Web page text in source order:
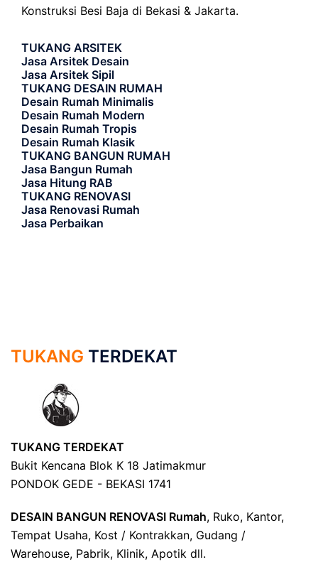
Konstruksi Besi Baja di Bekasi & Jakarta.
TUKANG ARSITEK
Jasa Arsitek Desain
Jasa Arsitek Sipil
TUKANG DESAIN RUMAH
Desain Rumah Minimalis
Desain Rumah Modern
Desain Rumah Tropis
Desain Rumah Klasik
TUKANG BANGUN RUMAH
Jasa Bangun Rumah
Jasa Hitung RAB
TUKANG RENOVASI
Jasa Renovasi Rumah
Jasa Perbaikan
TUKANG TERDEKAT
TUKANG TERDEKAT
Bukit Kencana Blok K 18 Jatimakmur
PONDOK GEDE - BEKASI 1741
DESAIN BANGUN RENOVASI Rumah, Ruko, Kantor,
Tempat Usaha, Kost / Kontrakkan, Gudang /
Warehouse, Pabrik, Klinik, Apotik dll.